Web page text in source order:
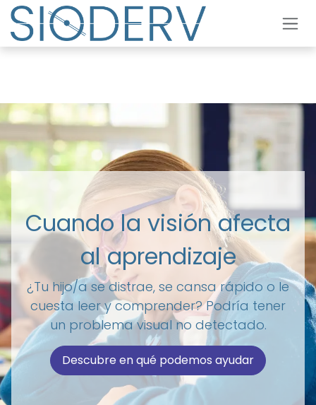
Ir al contenido
Cuando la visión afecta
al aprendizaje
¿Tu hijo/a se distrae, se cansa rápido o le
cuesta leer y comprender? Podría tener
un problema visual no detectado.
Descubre en qué podemos ayudar